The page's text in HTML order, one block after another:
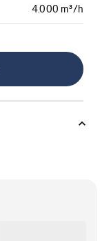
4.000 m³/h